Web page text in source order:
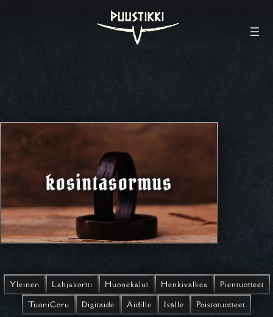
kosintasormus
Yleinen Lahjakortti Huonekalut Henkivalkea
Pientuotteet
TuoniCoru
Digitaide Äidille Isälle Poistotuotteet